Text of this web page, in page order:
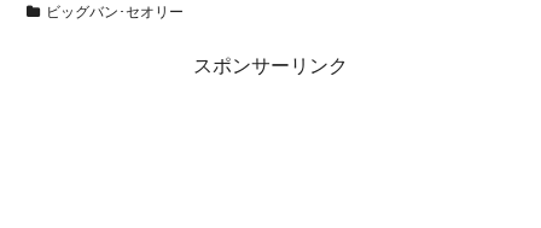
ビッグバン･セオリー
スポンサーリンク